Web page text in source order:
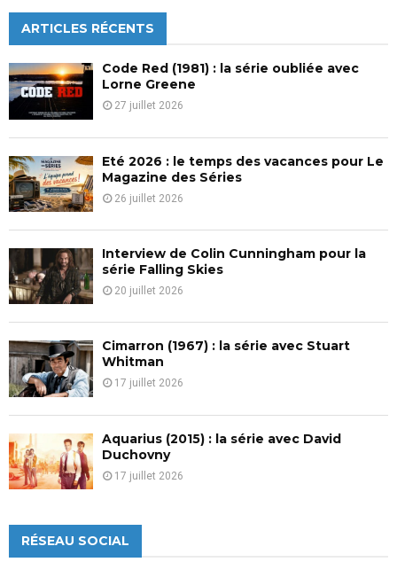
h
f
o
r
:
C
ARTICLES RÉCENTS
Code Red (1981) : la série oubliée avec
Lorne Greene
27 juillet 2026
Eté 2026 : le temps des vacances pour Le
Magazine des Séries
26 juillet 2026
Interview de Colin Cunningham pour la
série Falling Skies
20 juillet 2026
Cimarron (1967) : la série avec Stuart
Whitman
17 juillet 2026
Aquarius (2015) : la série avec David
Duchovny
17 juillet 2026
RÉSEAU SOCIAL